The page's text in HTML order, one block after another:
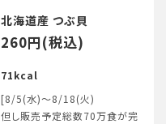
北海道産 つぶ貝
260円(税込)
71kcal
[8/5(水)～8/18(火)
但し販売予定総数70万食が完